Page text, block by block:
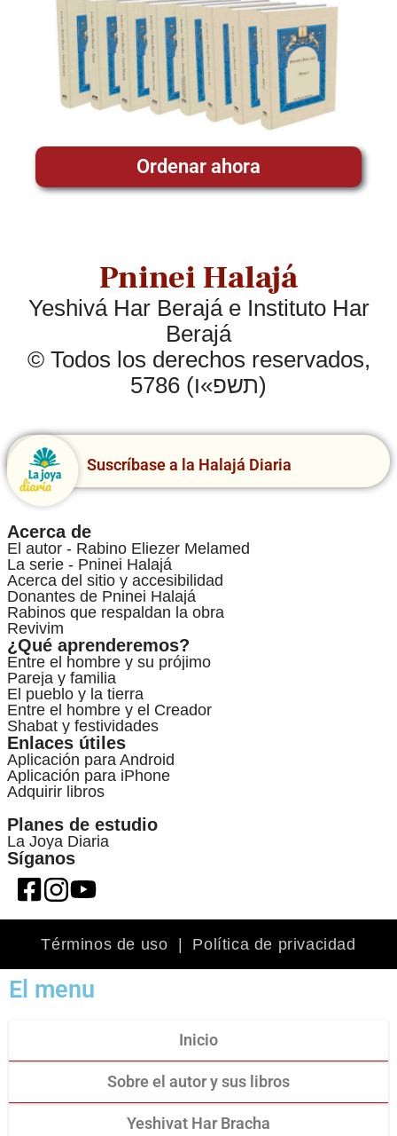
Ordenar ahora
Pninei Halajá
Yeshivá Har Berajá e Instituto Har
Berajá
© Todos los derechos reservados,
5786 (תשפ»ו)
Suscríbase a la Halajá Diaria
Acerca de
El autor - Rabino Eliezer Melamed
La serie - Pninei Halajá
Acerca del sitio y accesibilidad
Donantes de Pninei Halajá
Rabinos que respaldan la obra
Revivim
¿Qué aprenderemos?
Entre el hombre y su prójimo
Pareja y familia
El pueblo y la tierra
Entre el hombre y el Creador
Shabat y festividades
Enlaces útiles
Aplicación para Android
Aplicación para iPhone
Adquirir libros
Planes de estudio
La Joya Diaria
Síganos
Términos de uso Política de privacidad
El menu
Inicio
Sobre el autor y sus libros
Yeshivat Har Bracha